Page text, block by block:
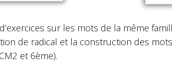
sur les mots de la même
de radical et la construction des
et 6ème).